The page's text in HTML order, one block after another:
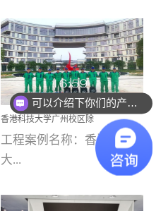
选择源头源材料、严控产
品质量，我们每一批的生
产产品都经过严格的质检
程序；生产车间为优吸总
部和全国分支机构生产光
触媒、净醛王、祛味剂等
优吸系列产品，保质保量
完成生产任务，确保全国
求。资质优势团队优势分
例(学校工装节选)广州南沙
小学(珠江湾校区)项目地
址：广州市南沙区海滨路
南沙珠江湾江门市蓬江区
禾...
香港科技大学广州校区除
甲醛项目圆满完成
工程案例名称：香港科技
大...
可以介绍下你们的产品么